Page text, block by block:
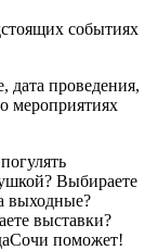
событиях
дата проведения,
мероприятиях
Выбираете
выходные?
выставки?
поможет!